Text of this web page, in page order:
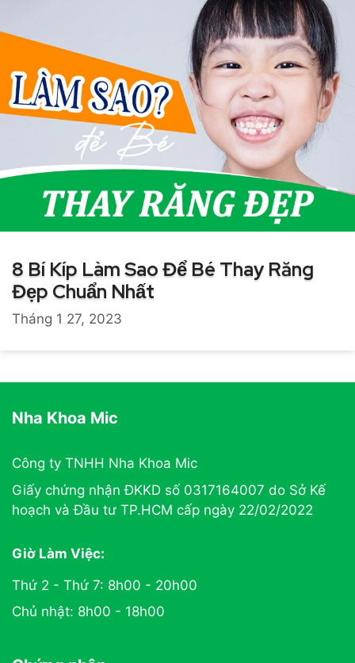
8 Bí Kíp Làm Sao Để Bé Thay Răng
Đẹp Chuẩn Nhất
Tháng 1 27, 2023
Nha Khoa Mic
Công ty TNHH Nha Khoa Mic
Giấy chứng nhận ĐKKD số 0317164007 do Sở Kế
hoạch và Đầu tư TP.HCM cấp ngày 22/02/2022
Giờ Làm Việc:
Thứ 2 - Thứ 7: 8h00 - 20h00
Chủ nhật: 8h00 - 18h00